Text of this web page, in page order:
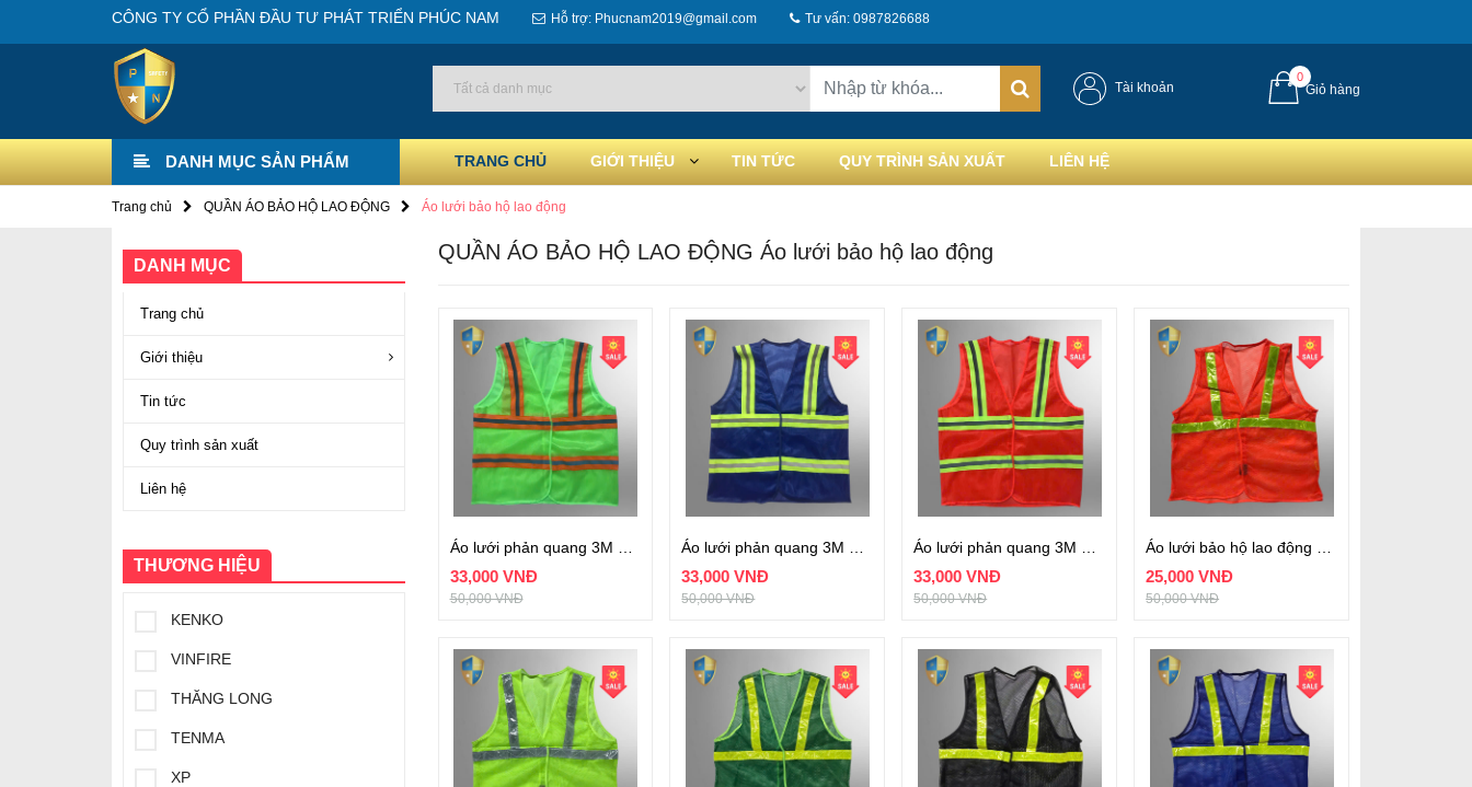
CÔNG TY CỔ PHẦN ĐẦU TƯ PHÁT TRIỂN PHÚC NAM Hỗ trợ: Phucnam2019@gmail.com Tư vấn: 0987826688
Tài khoản Giỏ hàng
0
DANH MỤC SẢN PHẨM TRANG CHỦ GIỚI THIỆU TIN TỨC QUY TRÌNH SẢN XUẤT LIÊN HỆ
Trang chủ QUẦN ÁO BẢO HỘ LAO ĐỘNG Áo lưới bảo hộ lao động
DANH MỤC
Trang chủ
Giới thiệu
Tin tức
Quy trình sản xuất
Liên hệ
THƯƠNG HIỆU
KENKO
VINFIRE
THĂNG LONG
TENMA
XP
QUẦN ÁO BẢO HỘ LAO ĐỘNG Áo lưới bảo hộ lao động
33,000 VNĐ
50,000 VNĐ
33,000 VNĐ
50,000 VNĐ
33,000 VNĐ
50,000 VNĐ
25,000 VNĐ
50,000 VNĐ